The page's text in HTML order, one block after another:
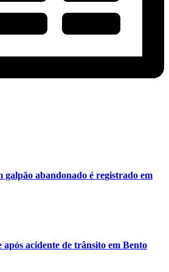
galpão abandonado é registrado em
após acidente de trânsito em Bento